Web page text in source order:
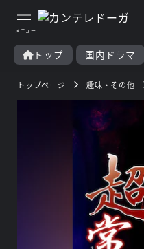
トップ 国内ドラマ
トップページ 趣味・その他